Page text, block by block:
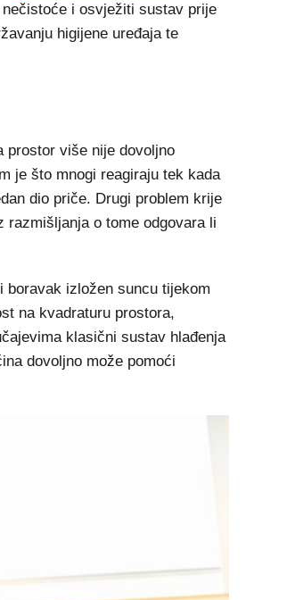
i osvježiti sustav prije
higijene uređaja te
prostor više nije dovoljno
je što mnogi reagiraju tek kada
dio priče. Drugi problem krije
o tome odgovara li
izložen suncu tijekom
na kvadraturu prostora,
klasični sustav hlađenja
dovoljno može pomoći